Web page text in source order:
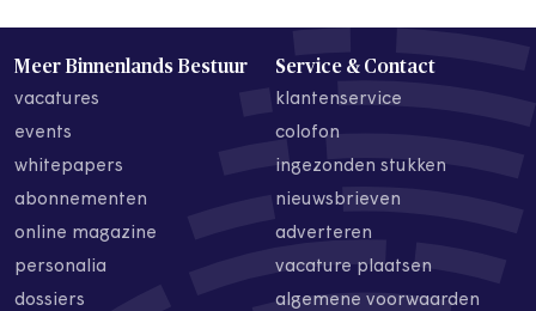
Meer Binnenlands Bestuur
vacatures
events
whitepapers
abonnementen
online magazine
personalia
dossiers
Service & Contact
klantenservice
colofon
ingezonden stukken
nieuwsbrieven
adverteren
vacature plaatsen
algemene voorwaarden